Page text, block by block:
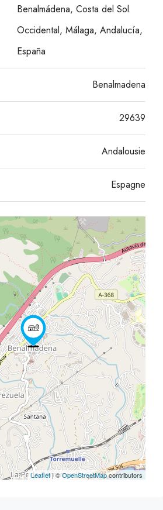
Benalmádena, Costa del Sol
Occidental, Málaga, Andalucía,
España
Benalmadena
29639
Andalousie
Espagne
Leaflet| ©OpenStreetMapcontributors